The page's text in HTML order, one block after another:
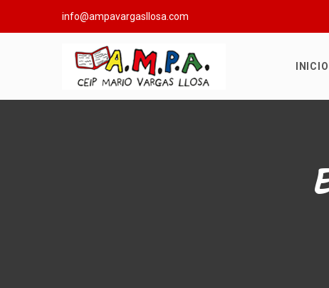
info@ampavargasllosa.com
INICIO